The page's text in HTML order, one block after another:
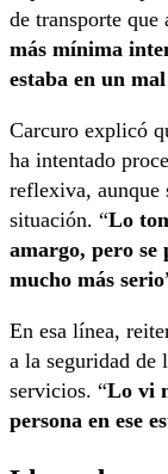
de transporte
más mínima
estaba en un
Carcuro explicó
ha intentado
reflexiva, aunque
situación. “Lo
amargo, pero
mucho más serio
En esa línea,
a la seguridad de
servicios. “Lo vi
persona en ese